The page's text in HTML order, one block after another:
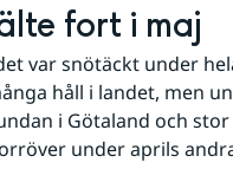
fort i maj
var snötäckt under
håll i landet, men
i Götaland och stor
under aprils